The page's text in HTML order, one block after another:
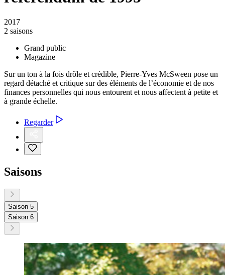
2017
2 saisons
Grand public
Magazine
Sur un ton à la fois drôle et crédible, Pierre-Yves McSween pose un
regard détaché et critique sur des éléments de l’économie et de nos
finances personnelles qui nous entourent et nous affectent à petite et
à grande échelle.
Regarder
Saisons
Saison 5
Saison 6